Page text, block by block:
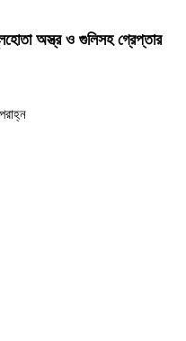
অস্ত্র ও গুলিসহ গ্রেপ্তার